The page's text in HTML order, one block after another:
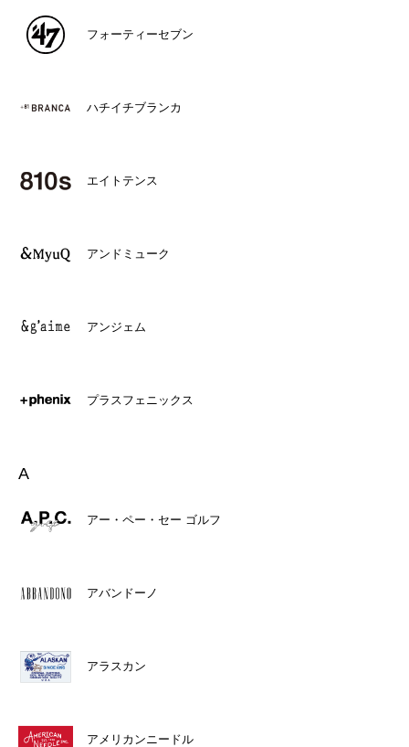
フォーティーセブン
ハチイチブランカ
エイトテンス
アンドミューク
アンジェム
プラスフェニックス
A
アー・ペー・セー ゴルフ
アバンドーノ
アラスカン
アメリカンニードル